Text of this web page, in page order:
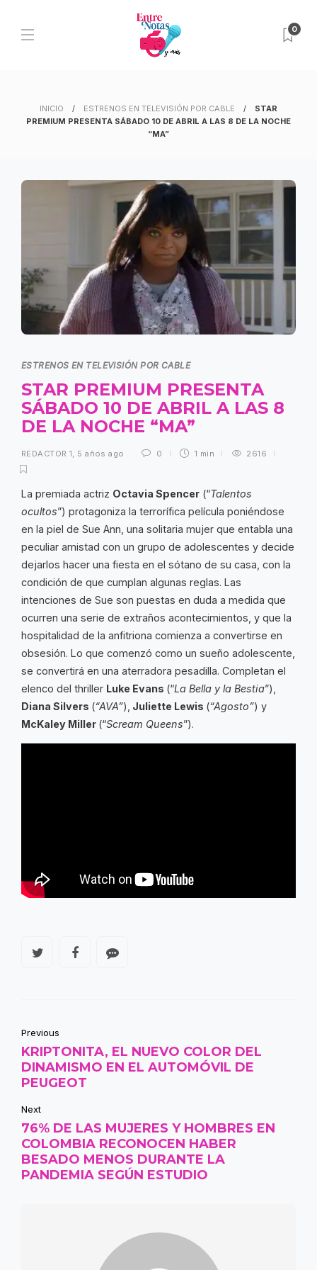
0
INICIO ESTRENOS EN TELEVISIÓN POR CABLE
STAR
PREMIUM PRESENTA SÁBADO 10 DE ABRIL A LAS 8 DE LA NOCHE
“MA”
ESTRENOS EN TELEVISIÓN POR CABLE
STAR PREMIUM PRESENTA
SÁBADO 10 DE ABRIL A LAS 8
DE LA NOCHE “MA”
REDACTOR 1, 5 años ago 0 1 min 2616
La premiada actriz Octavia Spencer (“Talentos
ocultos”) protagoniza la terrorífica película poniéndose
en la piel de Sue Ann, una solitaria mujer que entabla una
peculiar amistad con un grupo de adolescentes y decide
dejarlos hacer una fiesta en el sótano de su casa, con la
condición de que cumplan algunas reglas. Las
intenciones de Sue son puestas en duda a medida que
ocurren una serie de extraños acontecimientos, y que la
hospitalidad de la anfitriona comienza a convertirse en
obsesión. Lo que comenzó como un sueño adolescente,
se convertirá en una aterradora pesadilla. Completan el
elenco del thriller Luke Evans (“La Bella y la Bestia”),
Diana Silvers (“AVA”), Juliette Lewis (“Agosto”) y
McKaley Miller (“Scream Queens”).
Previous
KRIPTONITA, EL NUEVO COLOR DEL
DINAMISMO EN EL AUTOMÓVIL DE
PEUGEOT
Next
76% DE LAS MUJERES Y HOMBRES EN
COLOMBIA RECONOCEN HABER
BESADO MENOS DURANTE LA
PANDEMIA SEGÚN ESTUDIO